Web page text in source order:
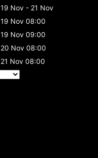
19 Nov - 21 Nov
19 Nov 08:00
19 Nov 09:00
20 Nov 08:00
21 Nov 08:00